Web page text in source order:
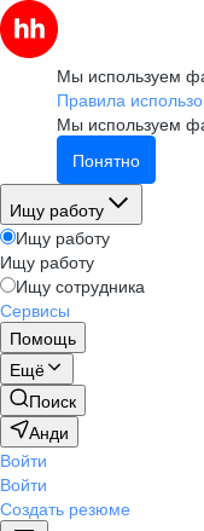
Мы используем
Правила
Мы используем
Понятно
Ищу работу
Ищу работу
Ищу работу
Ищу сотрудника
Сервисы
Помощь
Ещё
Поиск
Анди
Войти
Войти
Создать резюме